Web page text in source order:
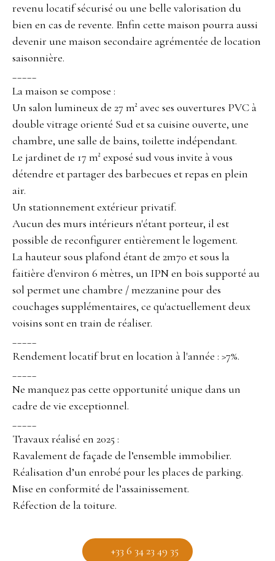
revenu locatif sécurisé ou une belle valorisation du
bien en cas de revente. Enfin cette maison pourra aussi
devenir une maison secondaire agrémentée de location
saisonnière.
La maison se compose :
Un salon lumineux de 27 m² avec ses ouvertures PVC à
double vitrage orienté Sud et sa cuisine ouverte, une
chambre, une salle de bains, toilette indépendant.
Le jardinet de 17 m² exposé sud vous invite à vous
détendre et partager des barbecues et repas en plein
air.
Un stationnement extérieur privatif.
Aucun des murs intérieurs n'étant porteur, il est
possible de reconfigurer entièrement le logement.
La hauteur sous plafond étant de 2m70 et sous la
faitière d'environ 6 mètres, un IPN en bois supporté au
sol permet une chambre / mezzanine pour des
couchages supplémentaires, ce qu'actuellement deux
voisins sont en train de réaliser.
Rendement locatif brut en location à l'année : >7%.
Ne manquez pas cette opportunité unique dans un
cadre de vie exceptionnel.
Travaux réalisé en 2025 :
Ravalement de façade de l’ensemble immobilier.
Réalisation d’un enrobé pour les places de parking.
Mise en conformité de l’assainissement.
Réfection de la toiture.
+33 6 34 23 49 35